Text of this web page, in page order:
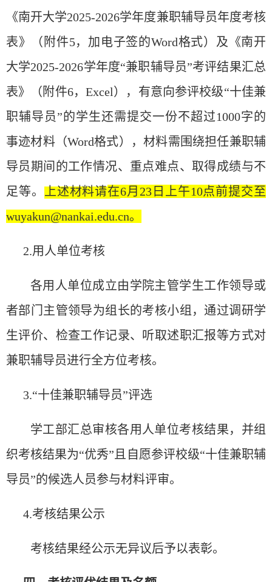
《南开大学2025-2026学年度兼职辅导员年度考核
表》（附件5，加电子签的Word格式）
及《南开
大学2025-2026学年度“兼职辅导员”考评结果汇总
表》（附件6，Excel）， 有意向参评校级“十佳兼
职辅导员”的学生还需提交一份不超过1000字的
事迹材料（Word格式），材料需围绕担任兼职辅
导员期间的工作情况、重点难点、取得成绩与不
足等。
上述材料请在6月23日上午10点前提交至
wuyakun@nankai.edu.cn。
2.用人单位考核
各用人单位成立由学院主管学生工作领导或
者部门 主管领导为组长的考核小组 ，通过调研学
生评价、 检查工作记录、听取述职汇报等方式对
兼职辅导员进行全方位考核。
3.“十佳兼职辅导员”评选
学工部汇总审核各用人单位考核结果，并组
织考核结果为“优秀” 且自愿参评校级“十佳兼职辅
导员”的候选人 员参与材料评审。
4.考核结果公示
考核结果经公示无异议后予以表彰。